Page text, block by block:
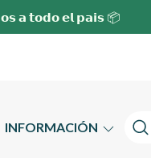
𝗮 𝘁𝗼𝗱𝗼 𝗲𝗹 𝗽𝗮𝗶𝘀 📦
INFORMACIÓN